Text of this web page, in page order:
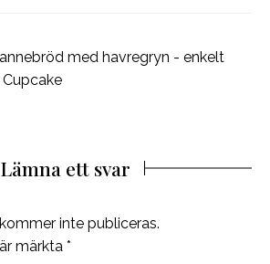
med havregryn - enkelt
Lämna ett svar
inte publiceras.
märkta *